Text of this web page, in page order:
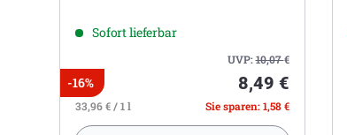
Sofort lieferbar
UVP:10,07€
-16% 8,49 €
33,96 € / 1 l Sie sparen: 1,58 €